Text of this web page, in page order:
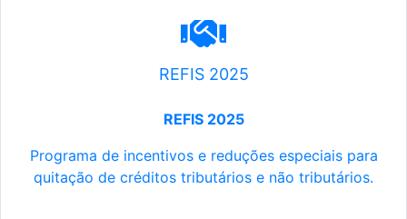
REFIS 2025
REFIS 2025
Programa de incentivos e reduções especiais para
quitação de créditos tributários e não tributários.